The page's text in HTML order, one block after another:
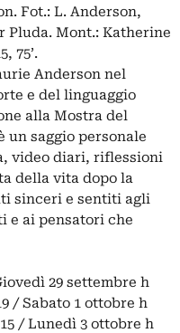
Fot.: L. Anderson,
Pluda. Mont.: Katherine
75’.
Anderson nel
e del linguaggio
alla Mostra del
un saggio personale
video diari, riflessioni
della vita dopo la
sinceri e sentiti agli
e ai pensatori che
29 settembre h
/ Sabato 1 ottobre h
/ Lunedì 3 ottobre h